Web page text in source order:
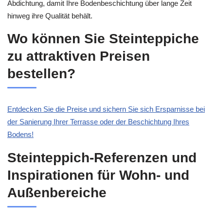
Abdichtung, damit Ihre Bodenbeschichtung über lange Zeit
hinweg ihre Qualität behält.
Wo können Sie Steinteppiche
zu attraktiven Preisen
bestellen?
Entdecken Sie die Preise und sichern Sie sich Ersparnisse bei
der Sanierung Ihrer Terrasse oder der Beschichtung Ihres
Bodens!
Steinteppich-Referenzen und
Inspirationen für Wohn- und
Außenbereiche